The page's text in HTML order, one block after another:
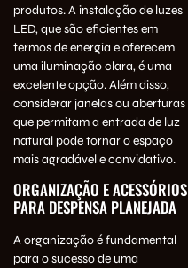
produtos. A instalação de luzes
LED, que são eficientes em
termos de energia e oferecem
uma iluminação clara, é uma
excelente opção. Além disso,
considerar janelas ou aberturas
que permitam a entrada de luz
natural pode tornar o espaço
mais agradável e convidativo.
ORGANIZAÇÃO E ACESSÓRIOS
PARA DESPENSA PLANEJADA
A organização é fundamental
para o sucesso de uma